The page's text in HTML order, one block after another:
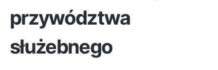
przywództwa
służebnego